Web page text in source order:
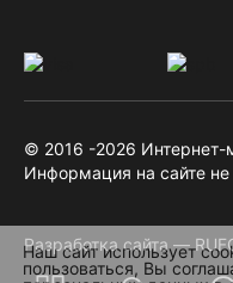
© 2016 -2026 Интернет-
Информация на сайте не
Разработка сайта —
Наш сайт использует
пользоваться, Вы